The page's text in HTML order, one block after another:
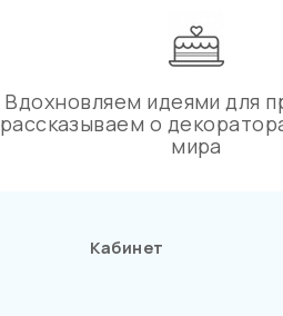
Вдохновляем идеями для
рассказываем о
мира
Кабинет